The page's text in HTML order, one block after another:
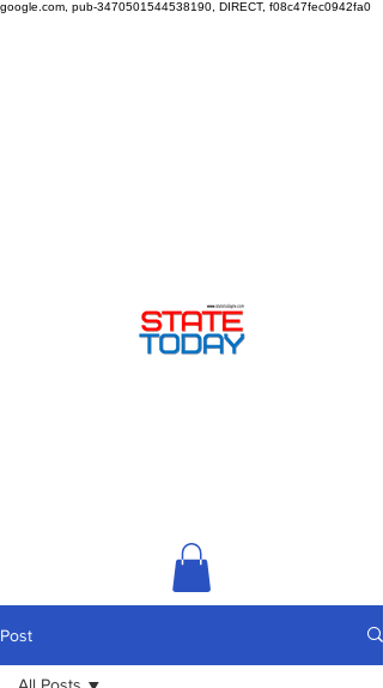
google.com, pub-3470501544538190, DIRECT, f08c47fec0942fa0
Post
All Posts